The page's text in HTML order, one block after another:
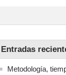
Entradas
Metodología,